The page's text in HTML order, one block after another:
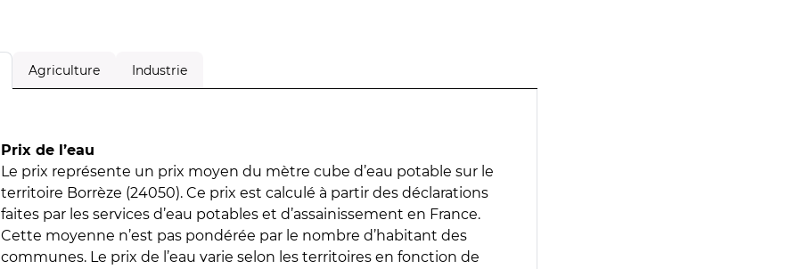
Agriculture Industrie
Prix de l’eau
Le prix représente un prix moyen du mètre cube d’eau potable sur le
territoire Borrèze (24050). Ce prix est calculé à partir des déclarations
faites par les services d’eau potables et d’assainissement en France.
Cette moyenne n’est pas pondérée par le nombre d’habitant des
communes. Le prix de l’eau varie selon les territoires en fonction de